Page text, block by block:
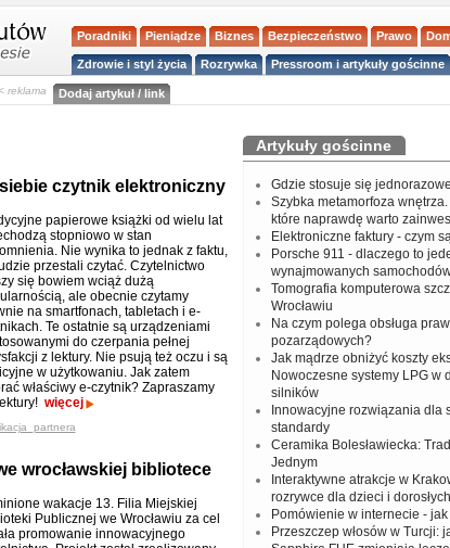
Poradniki Pieniądze Biznes Bezpieczeństwo Prawo
Zdrowie i styl życia Rozrywka Pressroom i artykuły gościnne
reklama Dodaj artykuł / link
czytnik elektroniczny
papierowe książki od wielu lat
stopniowo w stan
Nie wynika to jednak z faktu,
przestali czytać. Czytelnictwo
się bowiem wciąż dużą
ale obecnie czytamy
na smartfonach, tabletach i e-
Te ostatnie są urządzeniami
do czerpania pełnej
z lektury. Nie psują też oczu i są
w użytkowaniu. Jak zatem
właściwy e-czytnik? Zapraszamy
więcej
wrocławskiej bibliotece
wakacje 13. Filia Miejskiej
Publicznej we Wrocławiu za cel
promowanie innowacyjnego
Artykuły gościnne
Gdzie stosuje się
Szybka metamorfoza
które naprawdę warto
Elektroniczne faktury - czym
Porsche 911 - dlaczego to
wynajmowanych
Tomografia komputerowa
Wrocławiu
Na czym polega obsługa
pozarządowych?
Jak mądrze obniżyć koszty
Nowoczesne systemy LPG w
silników
Innowacyjne rozwiązania dla
standardy
Ceramika Bolesławiecka:
Jednym
Interaktywne atrakcje w
rozrywce dla dzieci i dorosłych
Pomówienie w internecie -
Przeszczep włosów w Turcji: